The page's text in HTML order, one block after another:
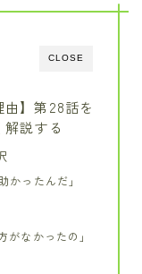
CLOSE
由】第28話を
説する
かったんだ」
がなかったの」